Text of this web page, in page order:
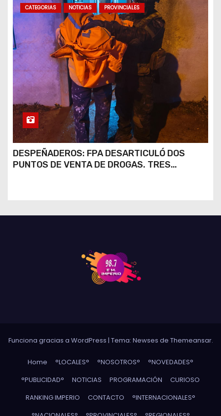
CATEGORIAS NOTICIAS PROVINCIALES
DESPEÑADEROS: FPA DESARTICULÓ DOS
PUNTOS DE VENTA DE DROGAS. TRES
Funciona gracias a WordPress | Tema: Newses de Themeansar.
Home °LOCALES° °NOSOTROS°
°NOVEDADES°
°PUBLICIDAD°
NOTICIAS PROGRAMACIÓN
CURIOSO
RANKING IMPERIO
CONTACTO
°INTERNACIONALES°